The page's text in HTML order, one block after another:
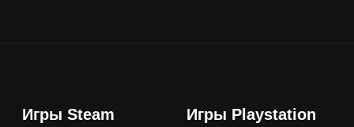
Игры Steam Игры Playstation